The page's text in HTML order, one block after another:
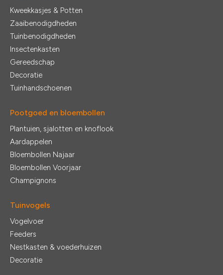
Kweekkasjes & Potten
Zaaibenodigdheden
Tuinbenodigdheden
Insectenkasten
Gereedschap
Decoratie
Tuinhandschoenen
Pootgoed en bloembollen
Plantuien, sjalotten en knoflook
Aardappelen
Bloembollen Najaar
Bloembollen Voorjaar
Champignons
Tuinvogels
Vogelvoer
Feeders
Nestkasten & voederhuizen
Decoratie